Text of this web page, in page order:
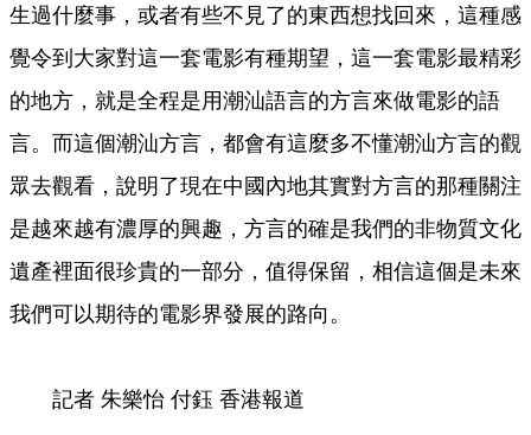
生過什麼事，或者有些不見了的東西想找回來，這種感
覺令到大家對這一套電影有種期望，這一套電影最精彩
的地方，就是全程是用潮汕語言的方言來做電影的語
言。而這個潮汕方言，都會有這麼多不懂潮汕方言的觀
眾去觀看，說明了現在中國內地其實對方言的那種關注
是越來越有濃厚的興趣，方言的確是我們的非物質文化
遺產裡面很珍貴的一部分，值得保留，相信這個是未來
我們可以期待的電影界發展的路向。
記者 朱樂怡 付鈺 香港報道